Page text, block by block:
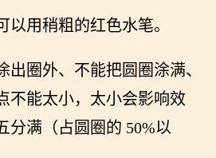
以用稍粗的红色水笔。
出圈外、不能把圆圈涂满、
不能太小，太小会影响效
分满（占圆圈的 50%以